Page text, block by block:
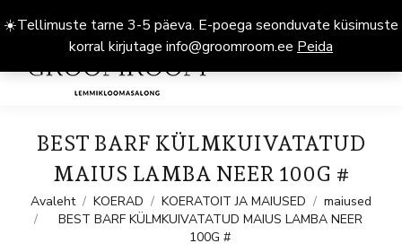
☀️Tellimuste tarne 3-5 päeva. E-poega seonduvate küsimuste
korral kirjutage info@groomroom.ee Peida
BEST BARF KÜLMKUIVATATUD
MAIUS LAMBA NEER 100G #
You are here:
Avaleht KOERAD KOERATOIT JA MAIUSED
maiused
BEST BARF KÜLMKUIVATATUD MAIUS LAMBA NEER
100G #